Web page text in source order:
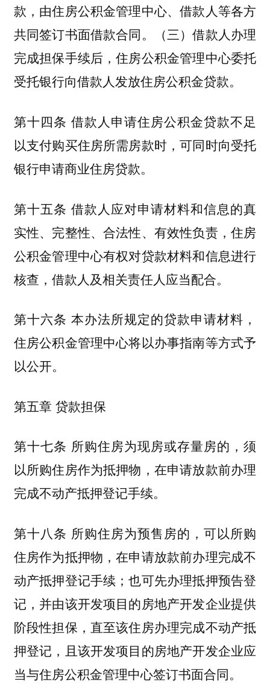
款，由住房公积金管理中心、借款人等各方
共同签订书面借款合同。（三）借款人办理
完成担保手续后，住房公积金管理中心委托
受托银行向借款人发放住房公积金贷款。
第十四条 借款人申请住房公积金贷款不足
以支付购买住房所需房款时，可同时向受托
银行申请商业住房贷款。
第十五条 借款人应对申请材料和信息的真
实性、完整性、合法性、有效性负责，住房
公积金管理中心有权对贷款材料和信息进行
核查，借款人及相关责任人应当配合。
第十六条 本办法所规定的贷款申请材料，
住房公积金管理中心将以办事指南等方式予
以公开。
第五章 贷款担保
第十七条 所购住房为现房或存量房的，须
以所购住房作为抵押物，在申请放款前办理
完成不动产抵押登记手续。
第十八条 所购住房为预售房的，可以所购
住房作为抵押物，在申请放款前办理完成不
动产抵押登记手续；也可先办理抵押预告登
记，并由该开发项目的房地产开发企业提供
阶段性担保，直至该住房办理完成不动产抵
押登记，且该开发项目的房地产开发企业应
当与住房公积金管理中心签订书面合同。